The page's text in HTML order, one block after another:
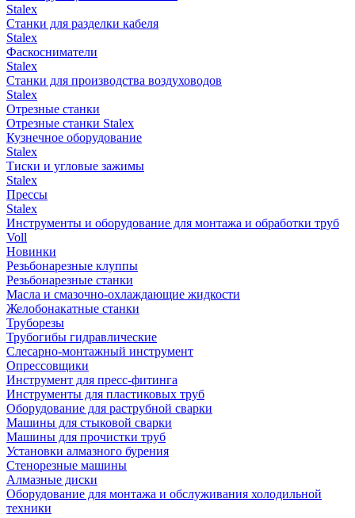
Stalex
Станки для разделки кабеля
Stalex
Фаскосниматели
Stalex
Станки для производства воздуховодов
Stalex
Отрезные станки
Отрезные станки Stalex
Кузнечное оборудование
Stalex
Тиски и угловые зажимы
Stalex
Прессы
Stalex
Инструменты и оборудование для монтажа и обработки труб
Voll
Новинки
Резьбонарезные клуппы
Резьбонарезные станки
Масла и смазочно-охлаждающие жидкости
Желобонакатные станки
Труборезы
Трубогибы гидравлические
Слесарно-монтажный инструмент
Опрессовщики
Инструмент для пресс-фитинга
Инструменты для пластиковых труб
Оборудование для раструбной сварки
Машины для стыковой сварки
Машины для прочистки труб
Установки алмазного бурения
Стенорезные машины
Алмазные диски
Оборудование для монтажа и обслуживания холодильной
техники